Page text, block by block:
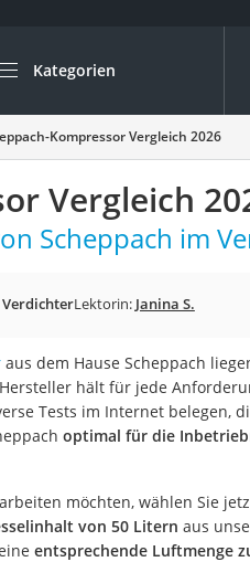
Kategorien
beliebtesten Vergleiche nach
feuerfest
Akku-Rasenmäher
Türschloss
Rasentrimmer
Klimaanlage 2 Innengeräte
Kompressor Vergleich 2026
Vergleich
Scheppach im
VerdichterLektorin: Janina S.
aus dem Hause Scheppach
hält für jede
Tests im Internet belegen,
optimal für die
möchten, wählen Sie
von 50 Litern aus
entsprechende Luftmenge